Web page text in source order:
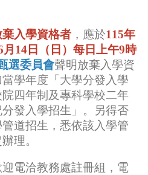
入學資格者 ，應於115年
月 14 日（日）每日上午9時
選委員會聲明放棄入學資
學年度「大學分發入學
四年制及專科學校二年
發入學招生」。另得否
道招生，悉依該入學管
理。
電洽教務處註冊組，電